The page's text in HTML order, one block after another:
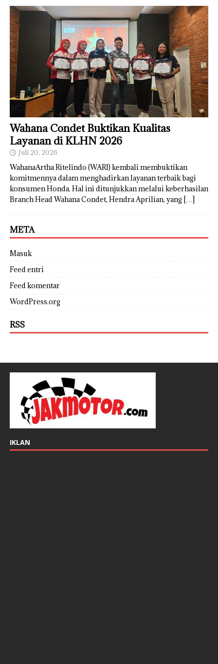
Wahana Condet Buktikan Kualitas
Layanan di KLHN 2026
Juli 20, 2026
WahanaArtha Ritelindo (WARI) kembali membuktikan
komitmennya dalam menghadirkan layanan terbaik bagi
konsumen Honda. Hal ini ditunjukkan melalui keberhasilan
Branch Head Wahana Condet, Hendra Aprilian, yang […]
META
Masuk
Feed entri
Feed komentar
WordPress.org
RSS
IKLAN